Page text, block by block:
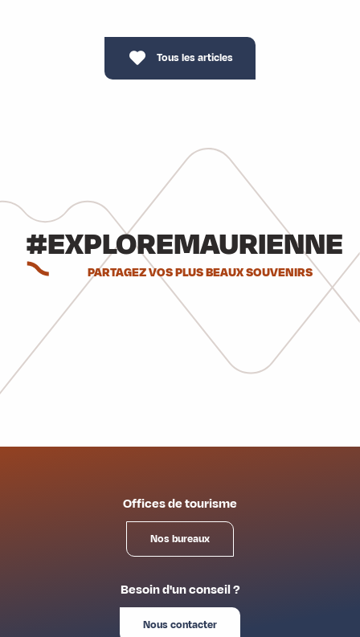
Tous les articles
#EXPLOREMAURIENNE
PARTAGEZ VOS PLUS BEAUX SOUVENIRS
Offices de tourisme
Nos bureaux
Besoin d'un conseil ?
Nous contacter